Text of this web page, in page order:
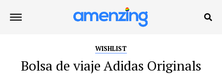
WISHLIST
Bolsa de viaje Adidas Originals